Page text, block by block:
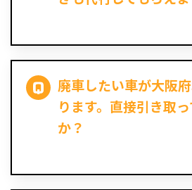
廃車したい車が大阪
ります。直接引き取
か？